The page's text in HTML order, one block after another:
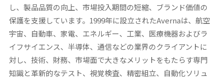
し、製品品質の向上、市場投入期間の短縮、ブランド価値の
保護を支援しています。1999年に設立されたAvernaは、航空
宇宙、自動車、家電、エネルギー、工業、医療機器およびラ
イフサイエンス、半導体、通信などの業界のクライアントに
対し、技術、財務、市場面で大きなメリットをもたらす専門
知識と革新的なテスト、視覚検査、精密組立、自動化ソリュ